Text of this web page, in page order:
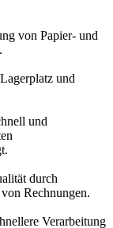
von Papier- und
und
und
durch
Rechnungen.
Verarbeitung